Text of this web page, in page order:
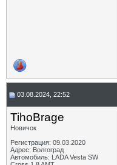
03.08.2024, 22:52
TihoBrage
Новичок
Регистрация: 09.03.2020
Адрес: Волгоград
Автомобиль: LADA Vesta SW